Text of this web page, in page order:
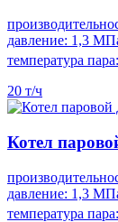
давление: 1,3
температура
20 т/ч
Котел
давление: 1,3
температура